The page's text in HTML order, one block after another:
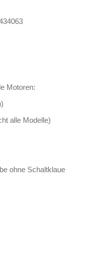
Motoren:
alle Modelle)
ohne Schaltklaue